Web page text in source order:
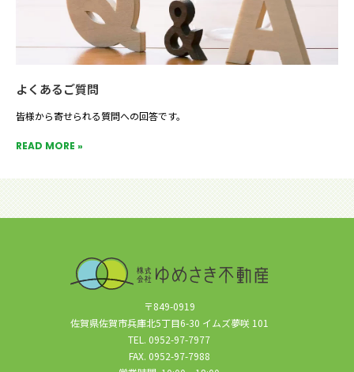
よくあるご質問
皆様から寄せられる質問への回答です。
READ MORE »
〒849-0919
佐賀県佐賀市兵庫北5丁目6-30 イムズ夢咲 101
TEL. 0952-97-7977
FAX. 0952-97-7988